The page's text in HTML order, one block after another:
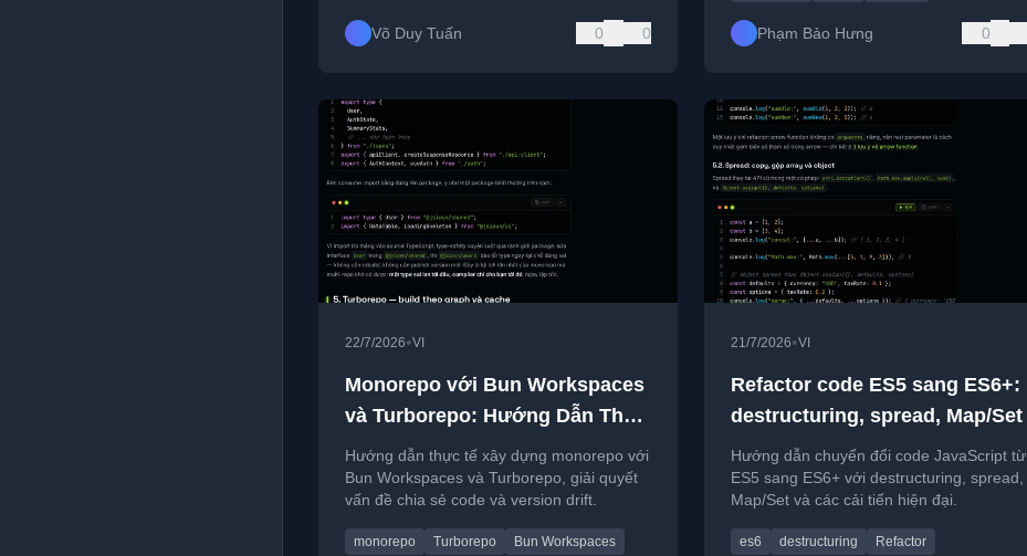
Võ Duy Tuấn 0 0 Phạm Bảo Hưng 0
22/7/2026•VI
Monorepo với Bun Workspaces
và Turborepo: Hướng Dẫn Thực
Tế
Hướng dẫn thực tế xây dựng monorepo với
Bun Workspaces và Turborepo, giải quyết
vấn đề chia sẻ code và version drift.
monorepo Turborepo Bun Workspaces
21/7/2026•VI
Refactor code ES5 sang ES6+:
destructuring, spread, Map/Set
Hướng dẫn chuyển đổi code JavaScript từ
ES5 sang ES6+ với destructuring, spread,
Map/Set và các cải tiến hiện đại.
es6 destructuring Refactor